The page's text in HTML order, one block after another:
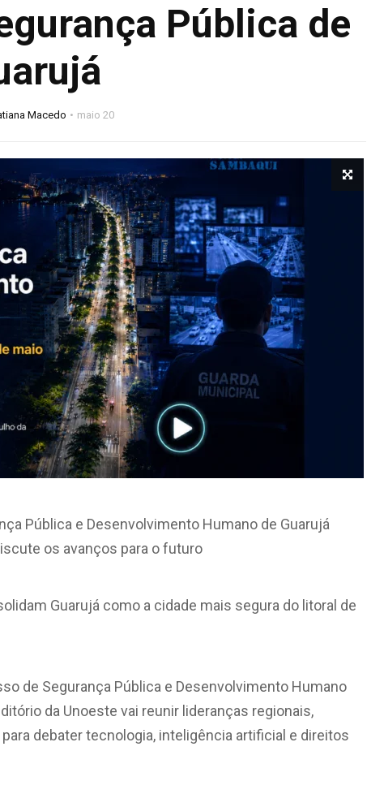
Pública de
Macedo maio 20
Pública e Desenvolvimento Humano de Guarujá
os avanços para o futuro
Guarujá como a cidade mais segura do litoral de
de Segurança Pública e Desenvolvimento Humano
da Unoeste vai reunir lideranças regionais,
debater tecnologia, inteligência artificial e direitos